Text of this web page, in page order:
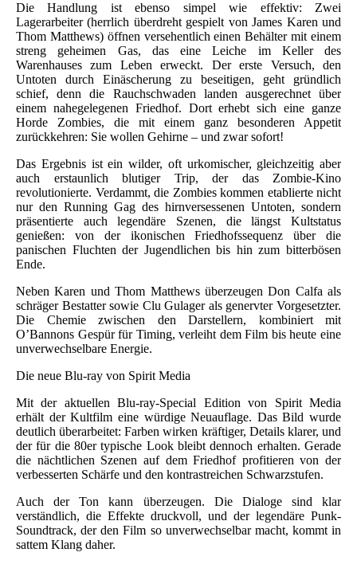
Die Handlung ist ebenso simpel wie effektiv: Zwei
Lagerarbeiter (herrlich überdreht gespielt von James Karen und
Thom Matthews) öffnen versehentlich einen Behälter mit einem
streng geheimen Gas, das eine Leiche im Keller des
Warenhauses zum Leben erweckt. Der erste Versuch, den
Untoten durch Einäscherung zu beseitigen, geht gründlich
schief, denn die Rauchschwaden landen ausgerechnet über
einem nahegelegenen Friedhof. Dort erhebt sich eine ganze
Horde Zombies, die mit einem ganz besonderen Appetit
zurückkehren: Sie wollen Gehirne – und zwar sofort!
Das Ergebnis ist ein wilder, oft urkomischer, gleichzeitig aber
auch erstaunlich blutiger Trip, der das Zombie-Kino
revolutionierte. Verdammt, die Zombies kommen etablierte nicht
nur den Running Gag des hirnversessenen Untoten, sondern
präsentierte auch legendäre Szenen, die längst Kultstatus
genießen: von der ikonischen Friedhofssequenz über die
panischen Fluchten der Jugendlichen bis hin zum bitterbösen
Ende.
Neben Karen und Thom Matthews überzeugen Don Calfa als
schräger Bestatter sowie Clu Gulager als genervter Vorgesetzter.
Die Chemie zwischen den Darstellern, kombiniert mit
O’Bannons Gespür für Timing, verleiht dem Film bis heute eine
unverwechselbare Energie.
Die neue Blu-ray von Spirit Media
Mit der aktuellen Blu-ray-Special Edition von Spirit Media
erhält der Kultfilm eine würdige Neuauflage. Das Bild wurde
deutlich überarbeitet: Farben wirken kräftiger, Details klarer, und
der für die 80er typische Look bleibt dennoch erhalten. Gerade
die nächtlichen Szenen auf dem Friedhof profitieren von der
verbesserten Schärfe und den kontrastreichen Schwarzstufen.
Auch der Ton kann überzeugen. Die Dialoge sind klar
verständlich, die Effekte druckvoll, und der legendäre Punk-
Soundtrack, der den Film so unverwechselbar macht, kommt in
sattem Klang daher.